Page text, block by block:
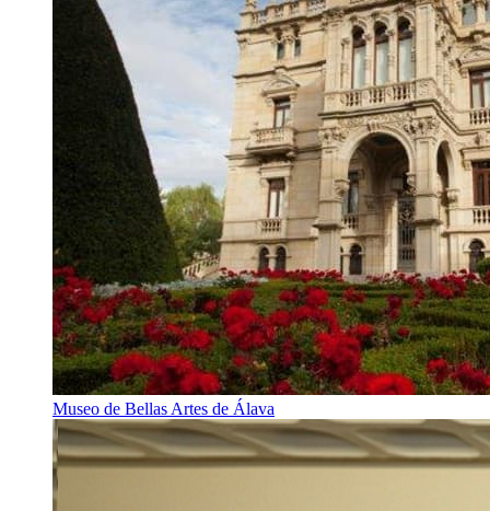
Museo de Bellas Artes de Álava